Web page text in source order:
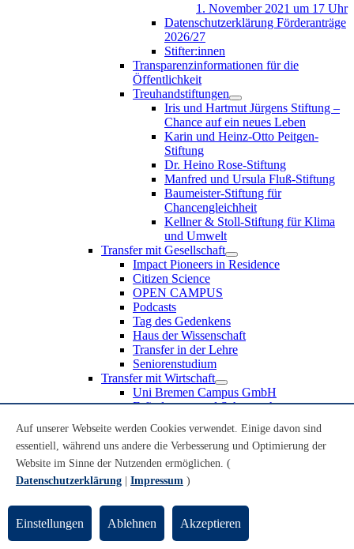
1. November 2021 um 17 Uhr
Datenschutzerklärung Förderanträge
2026/27
Stifter:innen
Transparenzinformationen für die
Öffentlichkeit
Treuhandstiftungen
Iris und Hartmut Jürgens Stiftung –
Chance auf ein neues Leben
Karin und Heinz-Otto Peitgen-
Stiftung
Dr. Heino Rose-Stiftung
Manfred und Ursula Fluß-Stiftung
Baumeister-Stiftung für
Chancengleichheit
Kellner & Stoll-Stiftung für Klima
und Umwelt
Transfer mit Gesellschaft
Impact Pioneers in Residence
Citizen Science
OPEN CAMPUS
Podcasts
Tag des Gedenkens
Haus der Wissenschaft
Transfer in der Lehre
Seniorenstudium
Transfer mit Wirtschaft
Uni Bremen Campus GmbH
Erfindungen und Schutzrechte
Recruiting an der Universität Bremen
Weiterbildung an der Universität Bremen
Transfer mit Schule
Schülerinnen und Schüler
Schulklassen
Lehrkräfte
Gründungsunterstützung
Auf unserer Webseite werden Cookies verwendet. Einige davon sind
essentiell, während uns andere die Verbesserung und Optimierung der
Website im Sinne der Nutzenden ermöglichen. (
Datenschutzerklärung
Impressum )
Einstellungen Ablehnen Akzeptieren